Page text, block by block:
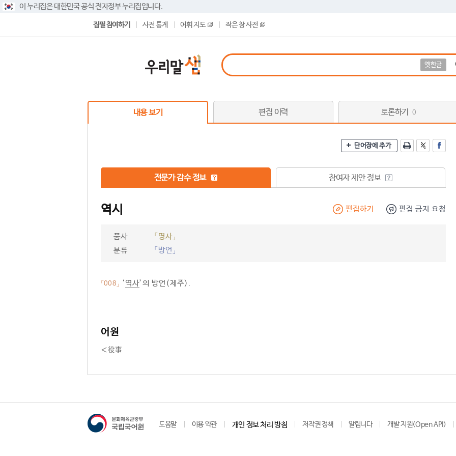
이 누리집은 대한민국 공식 전자정부 누리집입니다.
집필 참여하기 사전 통계 어휘 지도 작은 창 사전
옛한글
내용 보기 편집 이력 토론하기 0
단어장에 추가
전문가 감수 정보 참여자 제안 정보
역시 편집하기 편집 금지 요청
품사
「명사」
분류
「방언」
「008」 ‘역사’의 방언(제주).
어원
＜役事
도움말 이용 약관 개인 정보 처리 방침 저작권 정책 알립니다 개발 지원(Open API)